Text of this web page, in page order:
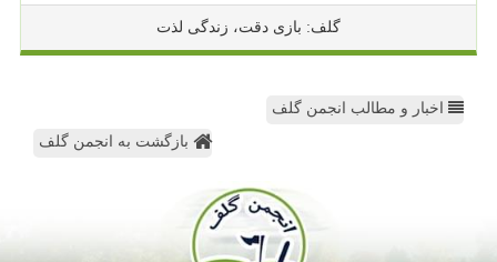
گلف: بازی دقت، زندگی لذت
اخبار و مطالب انجمن گلف
بازگشت به انجمن گلف